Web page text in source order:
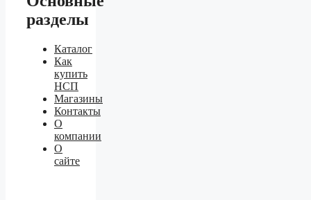
разделы
Каталог
Как
купить
НСП
Магазины
Контакты
О
компании
О
сайте